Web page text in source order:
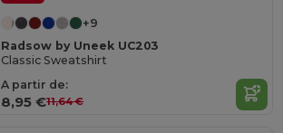
+9
Radsow by Uneek UC203
Classic Sweatshirt
A partir de:
8,95 €11,64 €